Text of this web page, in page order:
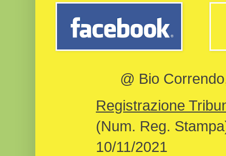
@ Bio
Registrazione
(Num. Reg.
10/11/2021